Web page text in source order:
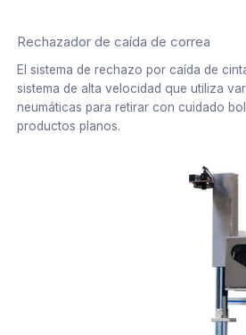
Rechazador de caída de correa
El sistema de rechazo por caída de
sistema de alta velocidad que utiliza
neumáticas para retirar con cuidado
productos planos.